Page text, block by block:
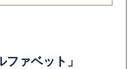
ァベット」